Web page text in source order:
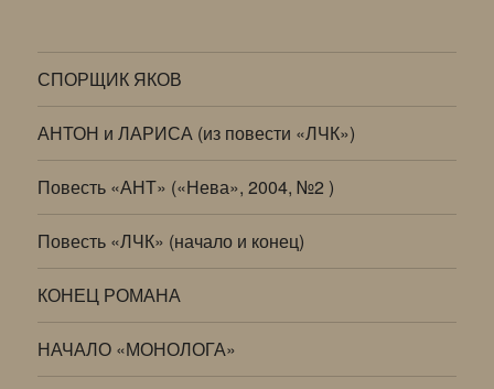
СПОРЩИК ЯКОВ
АНТОН и ЛАРИСА (из повести «ЛЧК»)
Повесть «АНТ» («Нева», 2004, №2 )
Повесть «ЛЧК» (начало и конец)
КОНЕЦ РОМАНА
НАЧАЛО «МОНОЛОГА»